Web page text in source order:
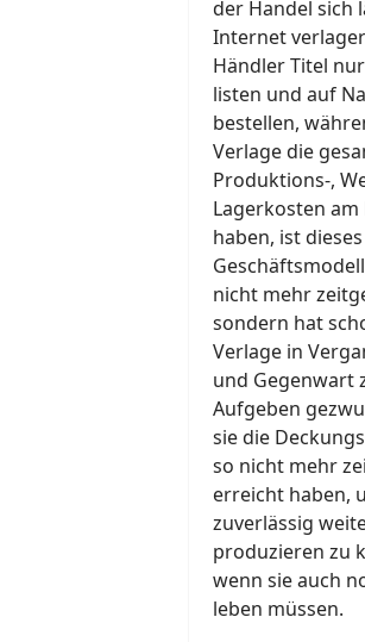
der Handel sich
Internet
Händler Titel
listen und auf
bestellen,
Verlage die
Produktions-,
Lagerkosten am
haben, ist dieses
nicht mehr
sondern hat
Verlage in
und Gegenwart
Aufgeben
sie die
so nicht mehr
erreicht haben,
zuverlässig
produzieren zu
wenn sie auch
leben müssen.